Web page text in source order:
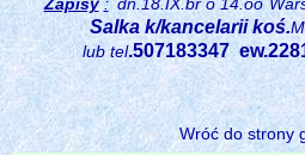
Salka k/kancelarii koś.
lub tel.507183347
Wróć do strony